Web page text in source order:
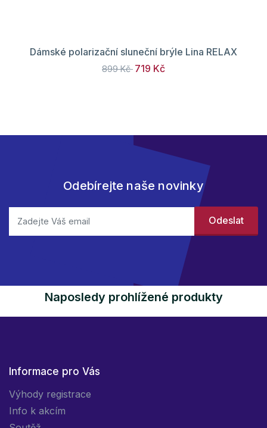
Dámské polarizační sluneční brýle Lina RELAX
899 Kč 719 Kč
Odebírejte naše novinky
Naposledy prohlížené produkty
Informace pro Vás
Výhody registrace
Info k akcím